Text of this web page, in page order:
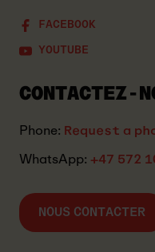
FACEBOOK
YOUTUBE
CONTACTEZ-
Phone: Request a
WhatsApp: +47 572
NOUS CONTACTER